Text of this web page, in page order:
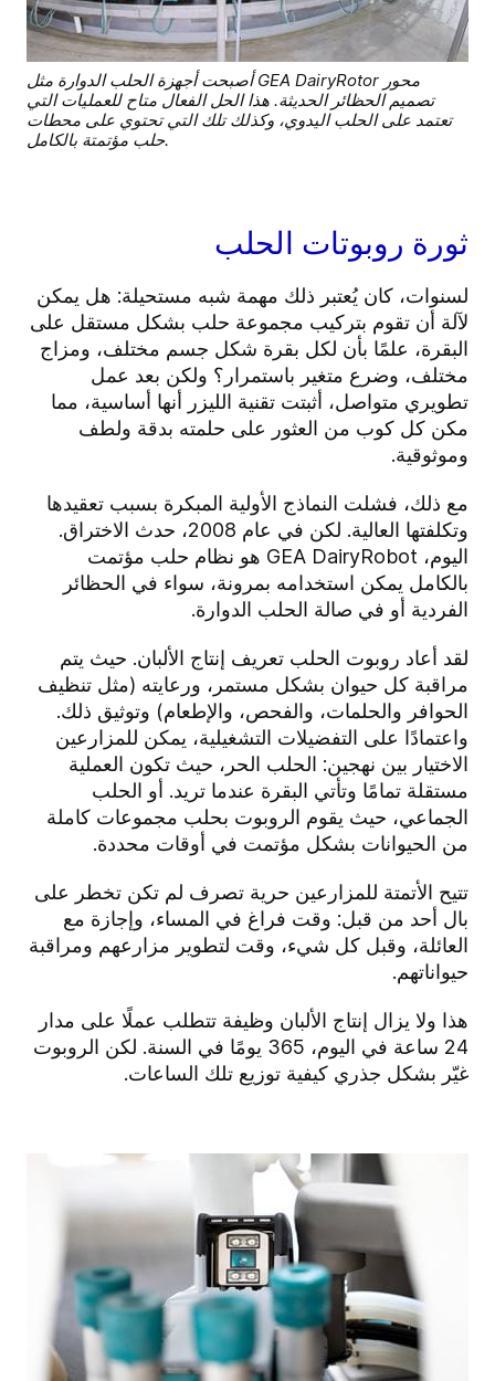
أصبحت أجهزة الحلب الدوارة مثل GEA DairyRotor محور
تصميم الحظائر الحديثة. هذا الحل الفعال متاح للعمليات التي
تعتمد على الحلب اليدوي، وكذلك تلك التي تحتوي على محطات
حلب مؤتمتة بالكامل.
ثورة روبوتات الحلب
لسنوات، كان يُعتبر ذلك مهمة شبه مستحيلة: هل يمكن
لآلة أن تقوم بتركيب مجموعة حلب بشكل مستقل على
البقرة، علمًا بأن لكل بقرة شكل جسم مختلف، ومزاج
مختلف، وضرع متغير باستمرار؟ ولكن بعد عمل
تطويري متواصل، أثبتت تقنية الليزر أنها أساسية، مما
مكن كل كوب من العثور على حلمته بدقة ولطف
وموثوقية.
مع ذلك، فشلت النماذج الأولية المبكرة بسبب تعقيدها
وتكلفتها العالية. لكن في عام 2008، حدث الاختراق.
اليوم، GEA DairyRobot هو نظام حلب مؤتمت
بالكامل يمكن استخدامه بمرونة، سواء في الحظائر
الفردية أو في صالة الحلب الدوارة.
لقد أعاد روبوت الحلب تعريف إنتاج الألبان. حيث يتم
مراقبة كل حيوان بشكل مستمر، ورعايته (مثل تنظيف
الحوافر والحلمات، والفحص، والإطعام) وتوثيق ذلك.
واعتمادًا على التفضيلات التشغيلية، يمكن للمزارعين
الاختيار بين نهجين: الحلب الحر، حيث تكون العملية
مستقلة تمامًا وتأتي البقرة عندما تريد. أو الحلب
الجماعي، حيث يقوم الروبوت بحلب مجموعات كاملة
من الحيوانات بشكل مؤتمت في أوقات محددة.
تتيح الأتمتة للمزارعين حرية تصرف لم تكن تخطر على
بال أحد من قبل: وقت فراغ في المساء، وإجازة مع
العائلة، وقبل كل شيء، وقت لتطوير مزارعهم ومراقبة
حيواناتهم.
هذا ولا يزال إنتاج الألبان وظيفة تتطلب عملًا على مدار
24 ساعة في اليوم، 365 يومًا في السنة. لكن الروبوت
غيّر بشكل جذري كيفية توزيع تلك الساعات.